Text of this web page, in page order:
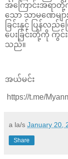
အကြောင်းအရာတို့
သော သာမဏေမျာ
ခြင်းနှင့် ပြန်လည်ပ
ပေးခြင်းတို့ကို ကွင်
သည်။
အယ်မင်း
https://t.me/
a la/s January 20,
Share